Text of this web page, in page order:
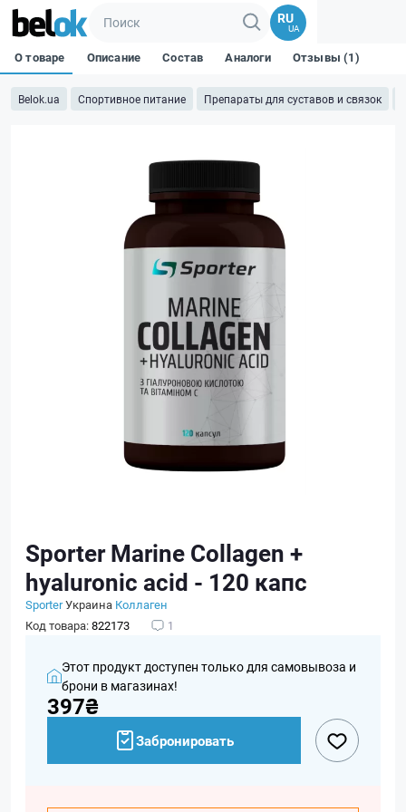
RU
UA
Belok.ua Спортивное питание Препараты для суставов и связок
О товаре Описание Состав Аналоги Отзывы (1)
Sporter Marine Collagen +
hyaluronic acid - 120 капс
SporterУкраина Коллаген
Код товара:822173 1
Этот продукт доступен только для самовывоза и
брони в магазинах!
397₴
Забронировать